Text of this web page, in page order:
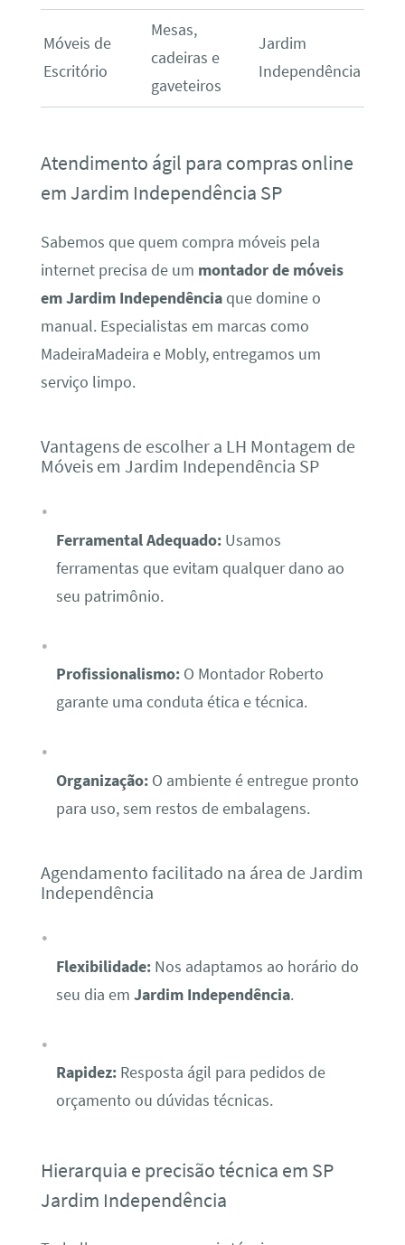
Móveis de
Escritório
Mesas,
cadeiras e
gaveteiros
Jardim
Independência
Atendimento ágil para compras online
em Jardim Independência SP
Sabemos que quem compra móveis pela
internet precisa de um montador de móveis
em Jardim Independênciaque domine o
manual. Especialistas em marcas como
MadeiraMadeira e Mobly, entregamos um
serviço limpo.
Vantagens de escolher a LH Montagem de
Móveis em Jardim Independência SP
Ferramental Adequado:Usamos
ferramentas que evitam qualquer dano ao
seu patrimônio.
Profissionalismo:O Montador Roberto
garante uma conduta ética e técnica.
Organização:O ambiente é entregue pronto
para uso, sem restos de embalagens.
Agendamento facilitado na área de Jardim
Independência
Flexibilidade:Nos adaptamos ao horário do
seu dia em Jardim Independência.
Rapidez:Resposta ágil para pedidos de
orçamento ou dúvidas técnicas.
Hierarquia e precisão técnica em SP
Jardim Independência